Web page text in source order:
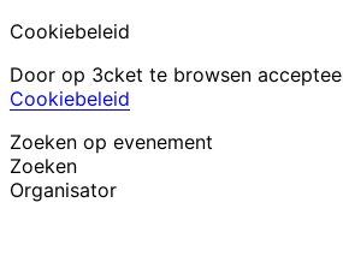
Cookiebeleid
Door op 3cket te browsen
Cookiebeleid
Zoeken op evenement
Zoeken
Organisator